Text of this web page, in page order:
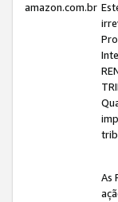
amazon.com.br
As